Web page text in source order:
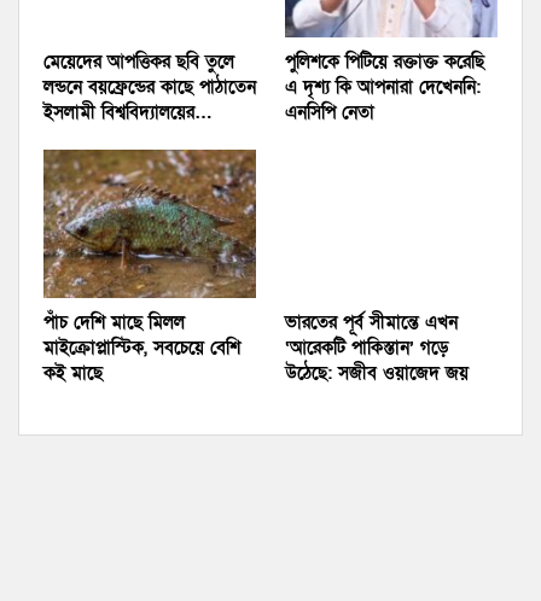
মেয়েদের আপত্তিকর ছবি তুলে
লন্ডনে বয়ফ্রেন্ডের কাছে পাঠাতেন
ইসলামী বিশ্ববিদ্যালয়ের…
পুলিশকে পিটিয়ে রক্তাক্ত করেছি
এ দৃশ্য কি আপনারা দেখেননি:
এনসিপি নেতা
পাঁচ দেশি মাছে মিলল
মাইক্রোপ্লাস্টিক, সবচেয়ে বেশি
কই মাছে
ভারতের পূর্ব সীমান্তে এখন
‘আরেকটি পাকিস্তান’ গড়ে
উঠেছে: সজীব ওয়াজেদ জয়